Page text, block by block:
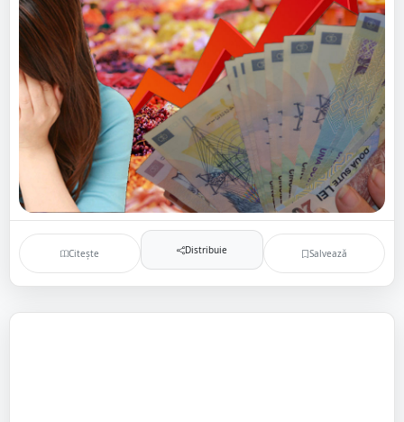
Citește Distribuie Salvează